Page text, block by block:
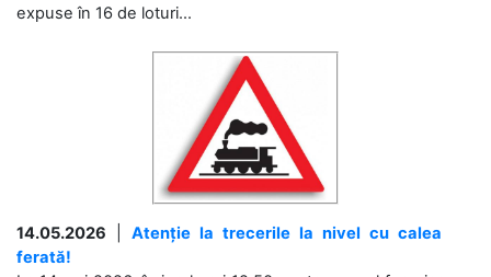
expuse în 16 de loturi...
14.05.2026
Atenție la trecerile la nivel cu calea
ferată!